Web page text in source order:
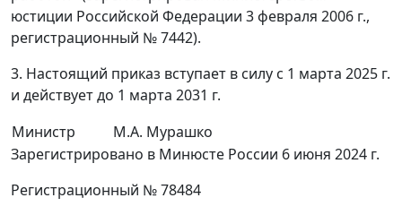
юстиции Российской Федерации 3 февраля 2006 г.,
регистрационный № 7442).
3. Настоящий приказ вступает в силу с 1 марта 2025 г.
и действует до 1 марта 2031 г.
Министр
М.А. Мурашко
Зарегистрировано в Минюсте России 6 июня 2024 г.
Регистрационный № 78484